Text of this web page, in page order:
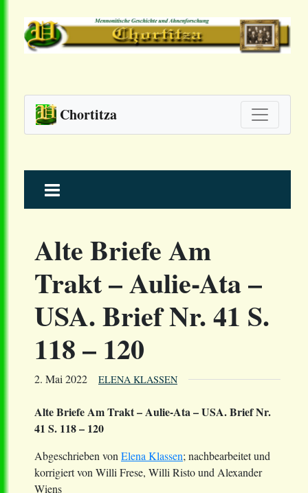
Chortitza
to
Alte Briefe Am
Trakt – Aulie-Ata –
USA. Brief Nr. 41 S.
118 – 120
2. Mai 2022 ELENA KLASSEN
Alte Briefe Am Trakt – Aulie-Ata – USA. Brief Nr.
41 S. 118 – 120
Abgeschrieben von Elena Klassen; nachbearbeitet und
korrigiert von Willi Frese, Willi Risto und Alexander
Wiens